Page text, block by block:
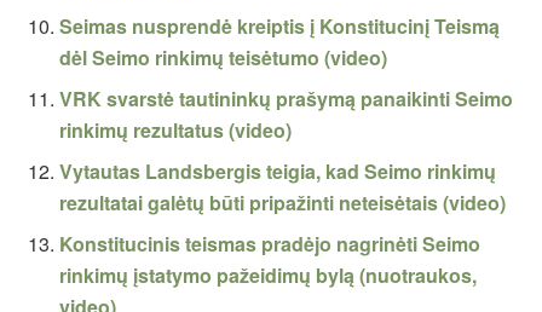
Seimas nusprendė kreiptis į Konstitucinį Teismą
dėl Seimo rinkimų teisėtumo (video)
VRK svarstė tautininkų prašymą panaikinti Seimo
rinkimų rezultatus (video)
Vytautas Landsbergis teigia, kad Seimo rinkimų
rezultatai galėtų būti pripažinti neteisėtais (video)
Konstitucinis teismas pradėjo nagrinėti Seimo
rinkimų įstatymo pažeidimų bylą (nuotraukos,
video)